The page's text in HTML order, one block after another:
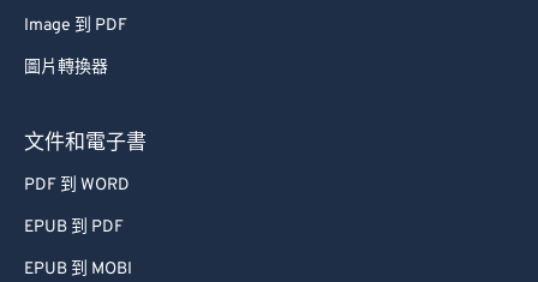
Image 到 PDF
圖片轉換器
文件和電子書
PDF 到 WORD
EPUB 到 PDF
EPUB 到 MOBI